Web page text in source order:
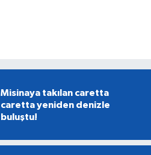
Misinaya takılan caretta
caretta yeniden denizle
buluştu!